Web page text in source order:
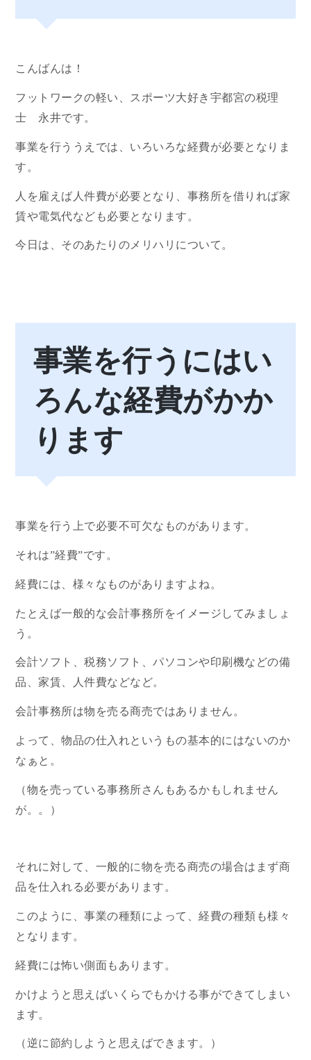
こんばんは！
フットワークの軽い、スポーツ大好き宇都宮の税理
士 永井です。
事業を行ううえでは、いろいろな経費が必要となりま
す。
人を雇えば人件費が必要となり、事務所を借りれば家
賃や電気代なども必要となります。
今日は、そのあたりのメリハリについて。
事業を行うにはい
ろんな経費がかか
ります
事業を行う上で必要不可欠なものがあります。
それは”経費”です。
経費には、様々なものがありますよね。
たとえば一般的な会計事務所をイメージしてみましょ
う。
会計ソフト、税務ソフト、パソコンや印刷機などの備
品、家賃、人件費などなど。
会計事務所は物を売る商売ではありません。
よって、物品の仕入れというもの基本的にはないのか
なぁと。
（物を売っている事務所さんもあるかもしれません
が。。）
それに対して、一般的に物を売る商売の場合はまず商
品を仕入れる必要があります。
このように、事業の種類によって、経費の種類も様々
となります。
経費には怖い側面もあります。
かけようと思えばいくらでもかける事ができてしまい
ます。
（逆に節約しようと思えばできます。）